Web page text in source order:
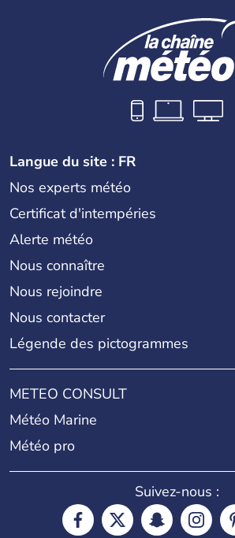
Langue du site : FR
Nos experts météo
Certificat d'intempéries
Alerte météo
Nous connaître
Nous rejoindre
Nous contacter
Légende des pictogrammes
METEO CONSULT
Météo Marine
Météo pro
Suivez-nous :